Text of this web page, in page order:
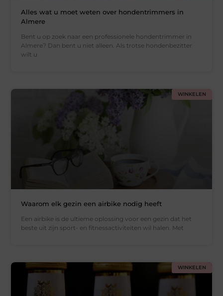
Alles wat u moet weten over hondentrimmers in
Almere
Bent u op zoek naar een professionele hondentrimmer in
Almere? Dan bent u niet alleen. Als trotse hondenbezitter
wilt u
WINKELEN
Waarom elk gezin een airbike nodig heeft
Een airbike is de ultieme oplossing voor een gezin dat het
beste uit zijn sport- en fitnessactiviteiten wil halen. Met
WINKELEN